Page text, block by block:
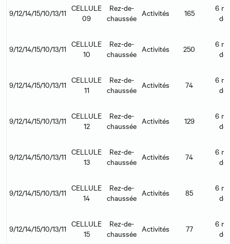
9/12/14/15/10/13/11 CELLULE
09
Rez-de-
chaussée Activités 165
6
9/12/14/15/10/13/11 CELLULE
10
Rez-de-
chaussée Activités 250
6
9/12/14/15/10/13/11 CELLULE
11
Rez-de-
chaussée Activités 74
6
9/12/14/15/10/13/11 CELLULE
12
Rez-de-
chaussée Activités 129
6
9/12/14/15/10/13/11 CELLULE
13
Rez-de-
chaussée Activités 74
6
9/12/14/15/10/13/11 CELLULE
14
Rez-de-
chaussée Activités 85
6
9/12/14/15/10/13/11 CELLULE
15
Rez-de-
chaussée Activités 77
6